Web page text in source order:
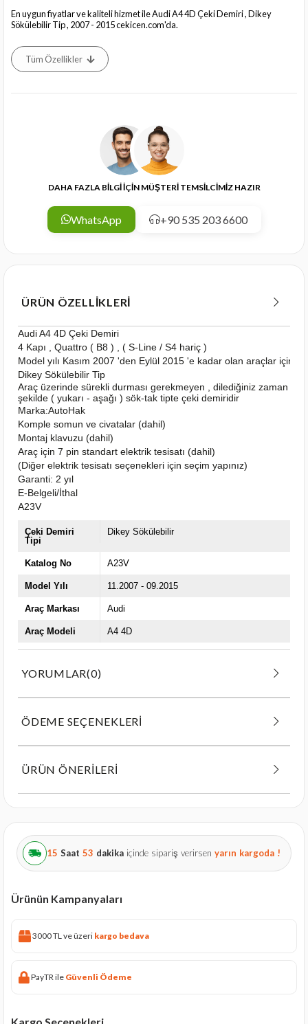
En uygun fiyatlar ve kaliteli hizmet ile Audi A4 4D Çeki Demiri , Dikey
Sökülebilir Tip , 2007 - 2015 cekicen.com'da.
Tüm Özellikler
DAHA FAZLA BİLGİ İÇİN MÜŞTERİ TEMSİLCİMİZ HAZIR
WhatsApp +90 535 203 6600
ÜRÜN ÖZELLIKLERI
Audi A4 4D Çeki Demiri
4 Kapı , Quattro ( B8 ) , ( S-Line / S4 hariç )
Model yılı Kasım 2007 'den Eylül 2015 'e kadar olan araçlar için
Dikey Sökülebilir Tip
Araç üzerinde sürekli durması gerekmeyen , dilediğiniz zaman
şekilde ( yukarı - aşağı ) sök-tak tipte çeki demiridir
Marka:AutoHak
Komple somun ve civatalar (dahil)
Montaj klavuzu (dahil)
Araç için 7 pin standart elektrik tesisatı (dahil)
(Diğer elektrik tesisatı seçenekleri için seçim yapınız)
Garanti: 2 yıl
E-Belgeli/İthal
A23V
Çeki Demiri
Tipi
Dikey Sökülebilir
Katalog No A23V
Model Yılı 11.2007 - 09.2015
Araç Markası Audi
Araç Modeli A4 4D
YORUMLAR(0)
ÖDEME SEÇENEKLERI
ÜRÜN ÖNERILERI
15 Saat 53 dakika içinde sipariş verirsen yarın kargoda !
Ürünün Kampanyaları
3000 TL ve üzeri kargo bedava
PayTR ile Güvenli Ödeme